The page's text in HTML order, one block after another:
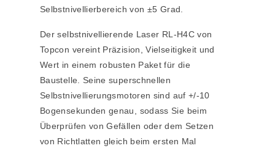
Selbstnivellierbereich von ±5 Grad.
Der selbstnivellierende Laser RL-H4C von
Topcon vereint Präzision, Vielseitigkeit und
Wert in einem robusten Paket für die
Baustelle. Seine superschnellen
Selbstnivellierungsmotoren sind auf +/-10
Bogensekunden genau, sodass Sie beim
Überprüfen von Gefällen oder dem Setzen
von Richtlatten gleich beim ersten Mal